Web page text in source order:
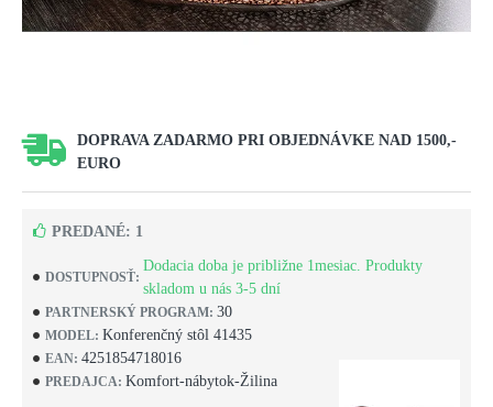
DOPRAVA ZADARMO PRI OBJEDNÁVKE NAD 1500,-
EURO
DOSTUPNOSŤ:
Dodacia doba je približne 1mesiac. Produkty
skladom u nás 3-5 dní
PARTNERSKÝ PROGRAM: 30
MODEL: Konferenčný stôl 41435
EAN: 4251854718016
PREDAJCA: Komfort-nábytok-Žilina
PREDANÉ: 1